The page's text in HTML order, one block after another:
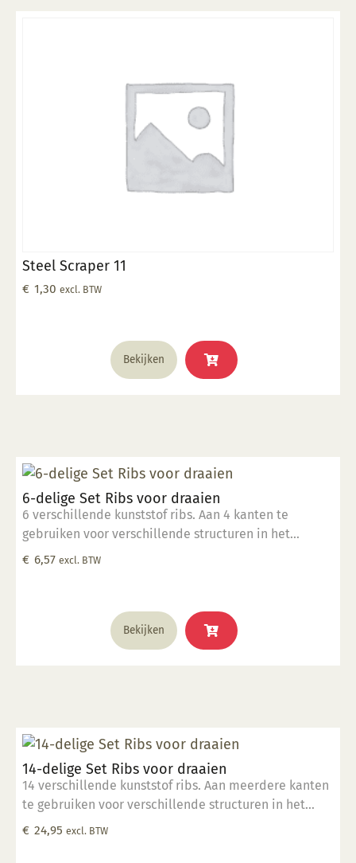
Steel Scraper 11
€ 1,30 excl. BTW
Bekijken
6-delige Set Ribs voor draaien
6 verschillende kunststof ribs. Aan 4 kanten te
gebruiken voor verschillende structuren in het
draaiwerk.
€ 6,57 excl. BTW
Bekijken
14-delige Set Ribs voor draaien
14 verschillende kunststof ribs. Aan meerdere kanten
te gebruiken voor verschillende structuren in het
draaiwerk.
€ 24,95 excl. BTW